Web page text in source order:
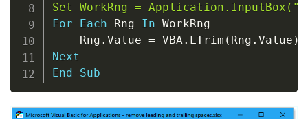
Set WorkRng = Application.InputBox("
For
Each Rng In WorkRng
    Rng
. Value = VBA. LTrim ( Rng . Value )
Next
End
Sub